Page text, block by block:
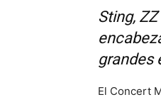
Sting,
grandes
El Concert